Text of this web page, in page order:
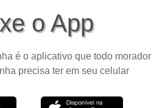
o App
é o aplicativo que todo morador
precisa ter em seu celular